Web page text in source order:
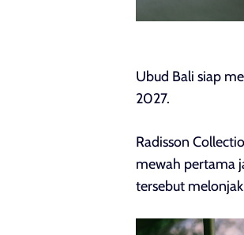
Ubud Bali siap
2027.
Radisson
mewah pertama
tersebut